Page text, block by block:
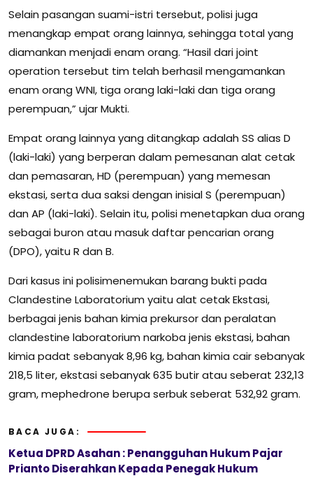
Selain pasangan suami-istri tersebut, polisi juga
menangkap empat orang lainnya, sehingga total yang
diamankan menjadi enam orang. “Hasil dari joint
operation tersebut tim telah berhasil mengamankan
enam orang WNI, tiga orang laki-laki dan tiga orang
perempuan,” ujar Mukti.
Empat orang lainnya yang ditangkap adalah SS alias D
(laki-laki) yang berperan dalam pemesanan alat cetak
dan pemasaran, HD (perempuan) yang memesan
ekstasi, serta dua saksi dengan inisial S (perempuan)
dan AP (laki-laki). Selain itu, polisi menetapkan dua orang
sebagai buron atau masuk daftar pencarian orang
(DPO), yaitu R dan B.
Dari kasus ini polisimenemukan barang bukti pada
Clandestine Laboratorium yaitu alat cetak Ekstasi,
berbagai jenis bahan kimia prekursor dan peralatan
clandestine laboratorium narkoba jenis ekstasi, bahan
kimia padat sebanyak 8,96 kg, bahan kimia cair sebanyak
218,5 liter, ekstasi sebanyak 635 butir atau seberat 232,13
gram, mephedrone berupa serbuk seberat 532,92 gram.
BACA JUGA:
Ketua DPRD Asahan : Penangguhan Hukum Pajar
Prianto Diserahkan Kepada Penegak Hukum